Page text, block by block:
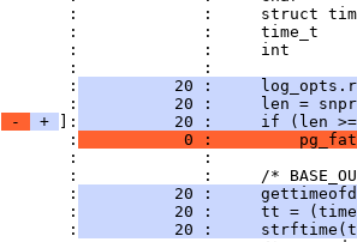
:             :     struct
:             :     time_t
:             :     int
:             :
:
20 :
:
20 :     len =
- + ]:
20 :     if (len
:
0 :
:             :
:             :     /*
:
20 :
:
20 :     tt =
:
20 :